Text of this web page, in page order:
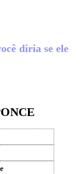
diria se ele